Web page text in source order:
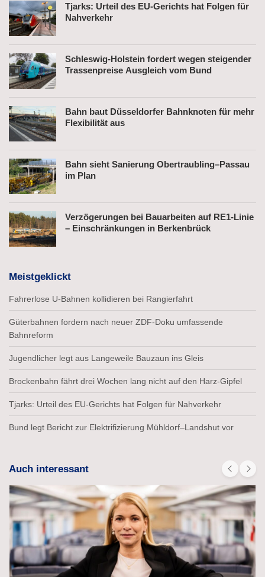
Tjarks: Urteil des EU-Gerichts hat Folgen für
Nahverkehr
Schleswig-Holstein fordert wegen steigender
Trassenpreise Ausgleich vom Bund
Bahn baut Düsseldorfer Bahnknoten für mehr
Flexibilität aus
Bahn sieht Sanierung Obertraubling–Passau
im Plan
Verzögerungen bei Bauarbeiten auf RE1-Linie
– Einschränkungen in Berkenbrück
Meistgeklickt
Fahrerlose U-Bahnen kollidieren bei Rangierfahrt
Güterbahnen fordern nach neuer ZDF-Doku umfassende
Bahnreform
Jugendlicher legt aus Langeweile Bauzaun ins Gleis
Brockenbahn fährt drei Wochen lang nicht auf den Harz-Gipfel
Tjarks: Urteil des EU-Gerichts hat Folgen für Nahverkehr
Bund legt Bericht zur Elektrifizierung Mühldorf–Landshut vor
Auch interessant